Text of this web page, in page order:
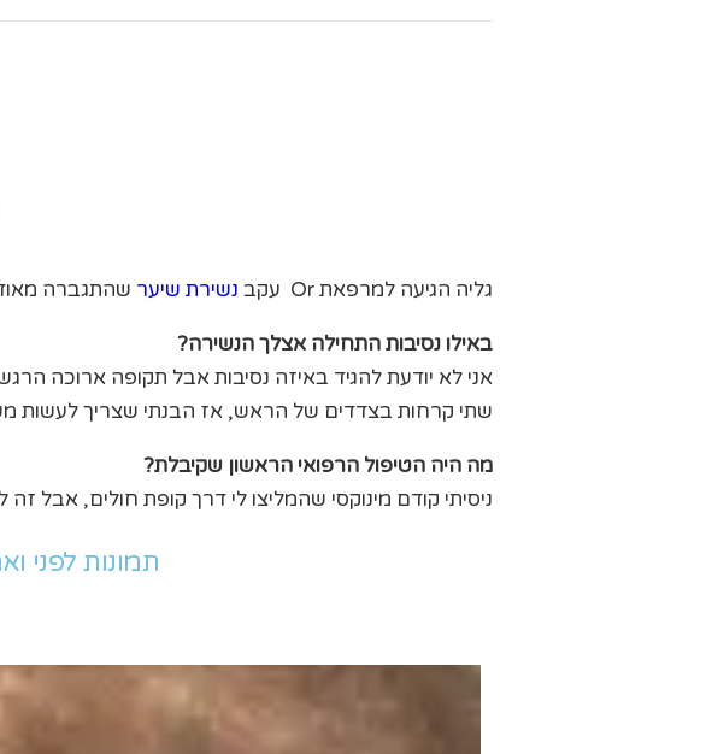
גליה הגיעה למרפאת Or עקב נשירת שיער שהתגברה מאוד
באילו נסיבות התחילה אצלך הנשירה?
אני לא יודעת להגיד באיזה נסיבות אבל תקופה ארוכה
שתי קרחות בצדדים של הראש, אז הבנתי שצריך לעשות
מה היה הטיפול הרפואי הראשון שקיבלת?
ניסיתי קודם מינוקסי שהמליצו לי דרך קופת חולים, אבל זה
תמונות לפני